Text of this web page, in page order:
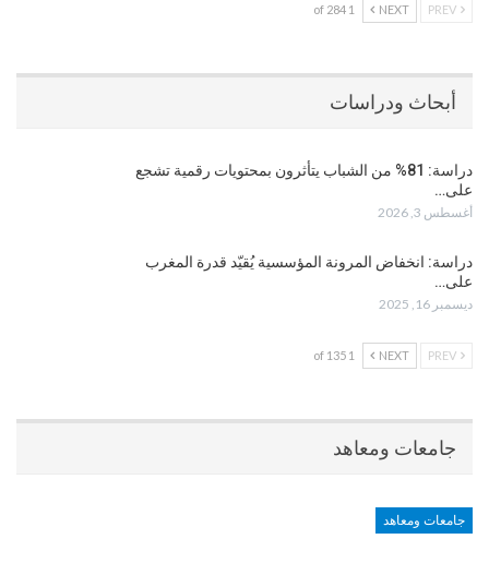
NEXT
1 of 284
أبحاث ودراسات
دراسة: 81% من الشباب يتأثرون بمحتويات رقمية تشجع
على…
أغسطس 3, 2026
دراسة: انخفاض المرونة المؤسسية يُقيّد قدرة المغرب
على…
ديسمبر 16, 2025
NEXT
1 of 135
جامعات ومعاهد
جامعات ومعاهد